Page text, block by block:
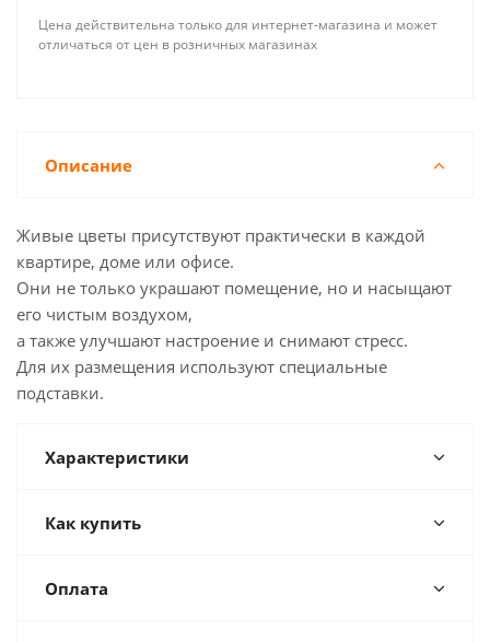
Цена действительна только для интернет-магазина и может
отличаться от цен в розничных магазинах
Описание
Живые цветы присутствуют практически в каждой
квартире, доме или офисе.
Они не только украшают помещение, но и насыщают
его чистым воздухом,
а также улучшают настроение и снимают стресс.
Для их размещения используют специальные
подставки.
Характеристики
Как купить
Оплата